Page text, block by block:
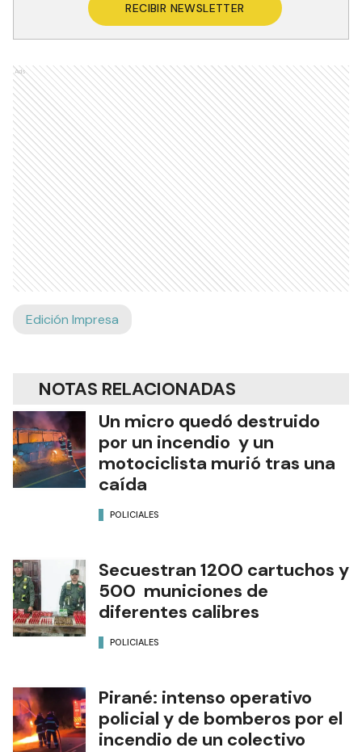
RECIBIR NEWSLETTER
Ads
Edición Impresa
NOTAS RELACIONADAS
Un micro quedó destruido
por un incendio y un
motociclista murió tras una
caída
POLICIALES
Secuestran 1200 cartuchos y
500 municiones de
diferentes calibres
POLICIALES
Pirané: intenso operativo
policial y de bomberos por el
incendio de un colectivo